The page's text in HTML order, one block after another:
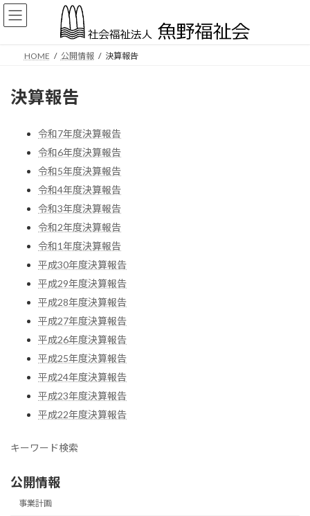
コ
ン
ナ
ビ
HOME 公開情報 決算報告
決算報告
令和7年度決算報告
令和6年度決算報告
令和5年度決算報告
令和4年度決算報告
令和3年度決算報告
令和2年度決算報告
令和1年度決算報告
平成30年度決算報告
平成29年度決算報告
平成28年度決算報告
平成27年度決算報告
平成26年度決算報告
平成25年度決算報告
平成24年度決算報告
平成23年度決算報告
平成22年度決算報告
キーワード検索
公開情報
事業計画